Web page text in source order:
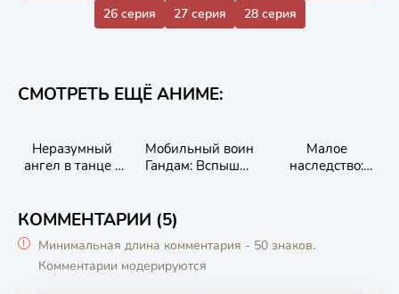
26 серия
27 серия 28 серия
СМОТРЕТЬ ЕЩЁ АНИМЕ:
Неразумный
ангел в танце с
Мобильный воин
Гандам: Вспышка
Малое
наследство:
КОММЕНТАРИИ (5)
Минимальная длина комментария - 50 знаков.
Комментарии модерируются